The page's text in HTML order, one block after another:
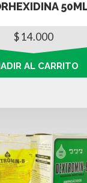
$14.000
AL CARRITO